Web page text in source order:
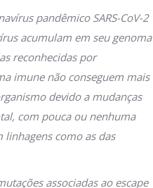
pandêmico SARS-CoV-2
acumulam em seu genoma
reconhecidas por
imune não conseguem mais
devido a mudanças
com pouca ou nenhuma
como as das
associadas ao escape